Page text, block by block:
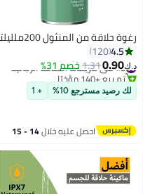
رغوة حلاقة من المنثول 200ملليلتر
4.5
120
د.ك‏0.90
1.31خصم 31% #2 في كريمات الحلاقة الرجالية
تم بيع +140 مؤخرًا
#2 في كريمات الحلاقة الرجالية
لك رصيد مسترجع 10% + 1
احصل عليه خلال 14 - 15